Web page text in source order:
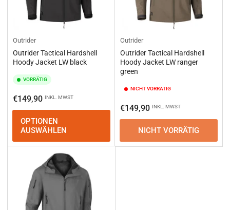
Outrider
Outrider Tactical Hardshell
Hoody Jacket LW black
VORRÄTIG
Normaler
Preis
€149,90 INKL. MWST
OPTIONEN
AUSWÄHLEN
Outrider
Outrider Tactical Hardshell
Hoody Jacket LW ranger
green
NICHT VORRÄTIG
Normaler
Preis
€149,90 INKL. MWST
NICHT VORRÄTIG